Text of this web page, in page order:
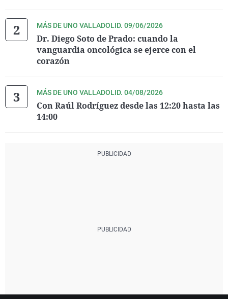
MÁS DE UNO VALLADOLID. 09/06/2026
Dr. Diego Soto de Prado: cuando la
vanguardia oncológica se ejerce con el
corazón
MÁS DE UNO VALLADOLID. 04/08/2026
Con Raúl Rodríguez desde las 12:20 hasta las
14:00